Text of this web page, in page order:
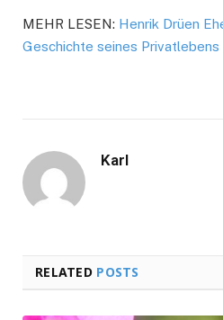
MEHR LESEN: Henrik Drüen
Geschichte seines Privatlebens
Karl
RELATED POSTS